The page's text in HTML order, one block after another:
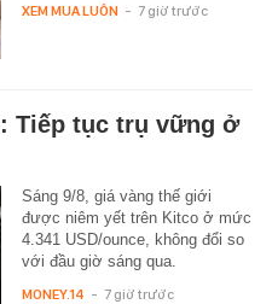
XEM MUA LUÔN - 7 giờ trước
Tiếp tục trụ vững ở
Sáng 9/8, giá vàng thế giới
được niêm yết trên Kitco ở mức
4.341 USD/ounce, không đổi so
với đầu giờ sáng qua.
MONEY.14 - 7 giờ trước